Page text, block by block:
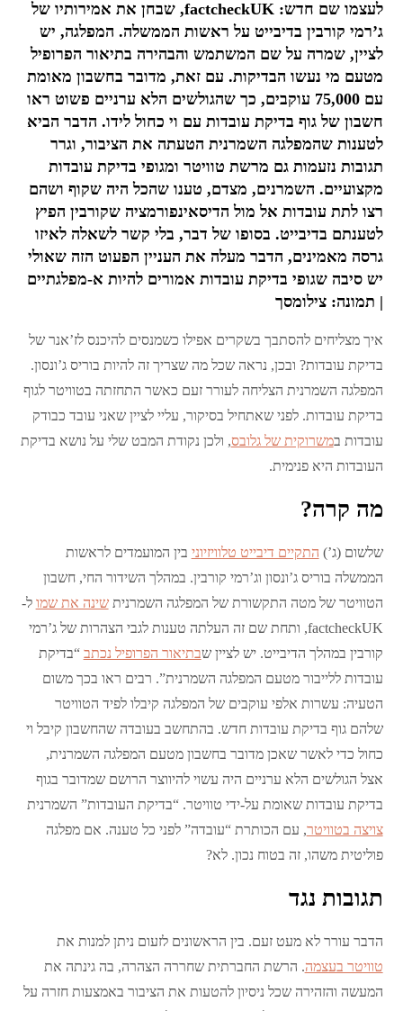
לעצמו שם חדש: factcheckUK, שבחן את אמירותיו של
ג’רמי קורבין בדיבייט על ראשות הממשלה. המפלגה, יש
לציין, שמרה על שם המשתמש והבהירה בתיאור הפרופיל
מטעם מי נעשו הבדיקות. עם זאת, מדובר בחשבון מאומת
עם 75,000 עוקבים, כך שהגולשים הלא ערניים פשוט ראו
חשבון של גוף בדיקת עובדות עם וי כחול לידו. הדבר הביא
לטענות שהמפלגה השמרנית הטעתה את הציבור, וגרר
תגובות נזעמות גם מרשת טוויטר ומגופי בדיקת עובדות
מקצועיים. השמרנים, מצדם, טענו שהכל היה שקוף ושהם
רצו לתת עובדות אל מול הדיסאינפורמציה שקורבין הפיץ
לטענתם בדיבייט. בסופו של דבר, בלי קשר לשאלה לאיזו
גרסה מאמינים, הדבר מעלה את העניין הפעוט הזה שאולי
יש סיבה שגופי בדיקת עובדות אמורים להיות א-מפלגתיים
| תמונה: צילומסך
איך מצליחים להסתבך בשקרים אפילו כשמנסים להיכנס לז’אנר של
בדיקת עובדות? ובכן, נראה שכל מה שצריך זה להיות בוריס ג’ונסון.
המפלגה השמרנית הצליחה לעורר זעם כאשר התחזתה בטוויטר לגוף
בדיקת עובדות. לפני שאתחיל בסיקור, עליי לציין שאני עובד כבודק
עובדות במשרוקית של גלובס, ולכן נקודת המבט שלי על נושא בדיקת
העובדות היא פנימית.
מה קרה?
שלשום (ג’) התקיים דיבייט טלוויזיוני בין המועמדים לראשות
הממשלה בוריס ג’ונסון וג’רמי קורבין. במהלך השידור החי, חשבון
הטוויטר של מטה התקשורת של המפלגה השמרניתשינה את שמו ל-
factcheckUK, ותחת שם זה העלתה טענות לגבי הצהרות של ג’רמי
קורבין במהלך הדיבייט. יש לציין שבתיאור הפרופיל נכתב “בדיקת
עובדות ללייבור מטעם המפלגה השמרנית”. רבים ראו בכך משום
הטעיה: עשרות אלפי עוקבים של המפלגה קיבלו לפיד הטוויטר
שלהם גוף בדיקת עובדות חדש. בהתחשב בעובדה שהחשבון קיבל וי
כחול כדי לאשר שאכן מדובר בחשבון מטעם המפלגה השמרנית,
אצל הגולשים הלא ערניים היה עשוי להיווצר הרושם שמדובר בגוף
בדיקת עובדות שאומת על-ידי טוויטר. “בדיקת העובדות” השמרנית
צויצה בטוויטר, עם הכותרת “עובדה” לפני כל טענה. אם מפלגה
פוליטית משהו, זה בטוח נכון. לא?
תגובות נגד
הדבר עורר לא מעט זעם. בין הראשונים לזעום ניתן למנות את
טוויטר בעצמה. הרשת החברתית שחררה הצהרה, בה גינתה את
המעשה והזהירה שכל ניסיון להטעות את הציבור באמצעות חזרה על